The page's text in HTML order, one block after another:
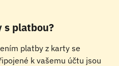
s platbou?
platby z karty se
k vašemu účtu jsou